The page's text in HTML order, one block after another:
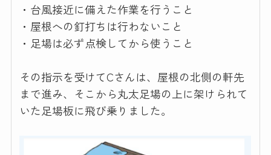
・台風接近に備えた作業を行うこと
・屋根への釘打ちは行わないこと
・足場は必ず点検してから使うこと
その指示を受けてCさんは、屋根の北側の軒先
まで進み、そこから丸太足場の上に架けられて
いた足場板に飛び乗りました。